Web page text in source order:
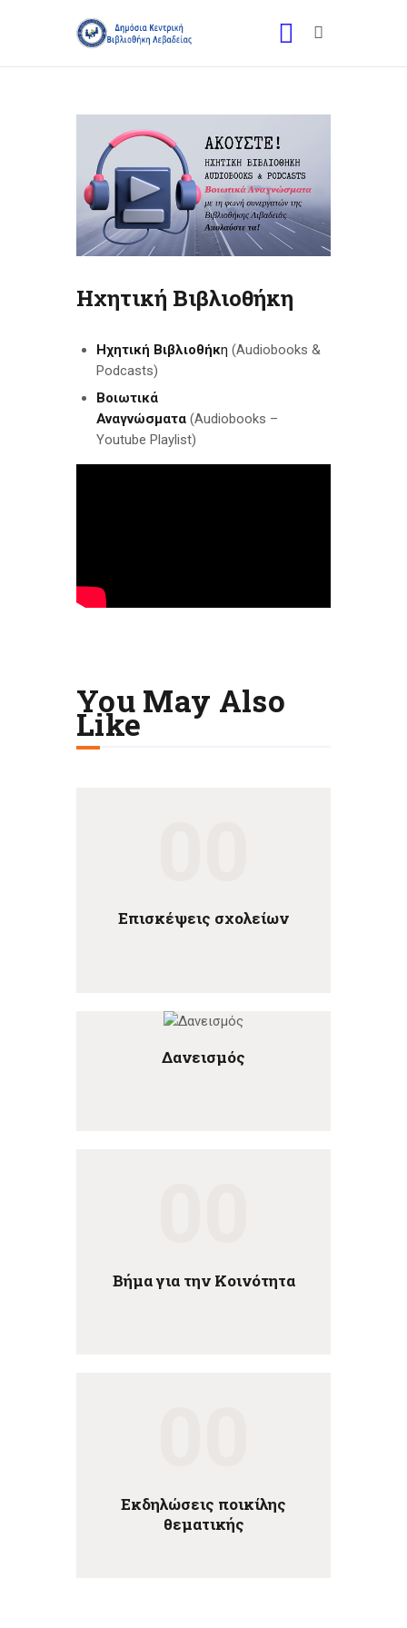
Ηχητική Βιβλιοθήκη
Ηχητική Βιβλιοθήκη (Audiobooks &
Podcasts)
Βοιωτικά
Αναγνώσματα (Audiobooks –
Youtube Playlist)
You May Also
Like
Επισκέψεις σχολείων
Δανεισμός
Βήμα για την Κοινότητα
Εκδηλώσεις ποικίλης
θεματικής